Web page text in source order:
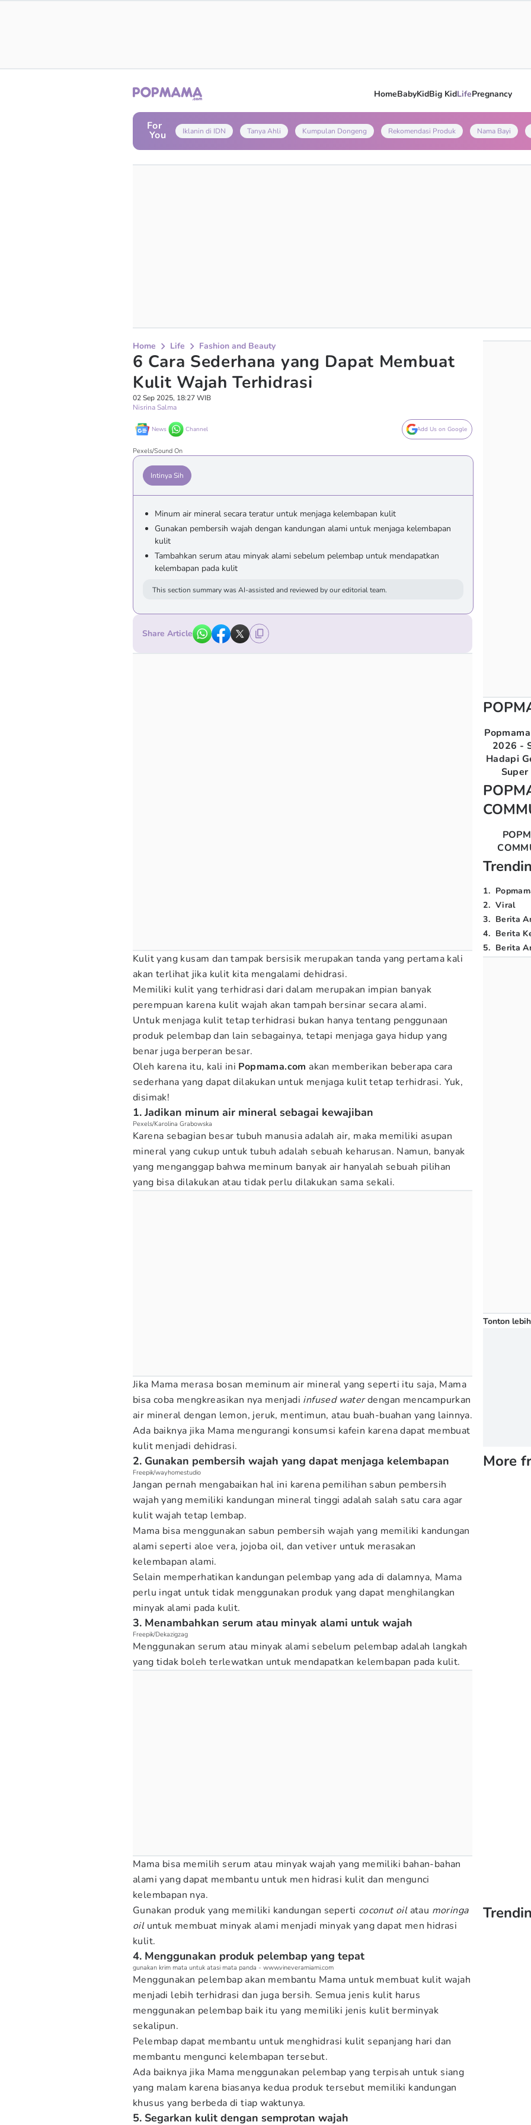
HomeBabyKidBig KidLifePregnancy
For
You Iklanin di IDN Tanya Ahli Kumpulan Dongeng Rekomendasi Produk Nama Bayi
Home Life Fashion and Beauty
6 Cara Sederhana yang Dapat Membuat
Kulit Wajah Terhidrasi
02 Sep 2025, 18:27 WIB
Nisrina Salma
News Channel Add Us on Google
Pexels/Sound On
Intinya Sih
Minum air mineral secara teratur untuk menjaga kelembapan kulit
Gunakan pembersih wajah dengan kandungan alami untuk menjaga kelembapan
kulit
Tambahkan serum atau minyak alami sebelum pelembap untuk mendapatkan
kelembapan pada kulit
This section summary was AI-assisted and reviewed by our editorial team.
Share Article
Kulit yang kusam dan tampak bersisik merupakan tanda yang pertama kali
akan terlihat jika kulit kita mengalami dehidrasi.
Memiliki kulit yang terhidrasi dari dalam merupakan impian banyak
perempuan karena kulit wajah akan tampah bersinar secara alami.
Untuk menjaga kulit tetap terhidrasi bukan hanya tentang penggunaan
produk pelembap dan lain sebagainya, tetapi menjaga gaya hidup yang
benar juga berperan besar.
Oleh karena itu, kali ini Popmama.com akan memberikan beberapa cara
sederhana yang dapat dilakukan untuk menjaga kulit tetap terhidrasi. Yuk,
disimak!
1. Jadikan minum air mineral sebagai kewajiban
Pexels/Karolina Grabowska
Karena sebagian besar tubuh manusia adalah air, maka memiliki asupan
mineral yang cukup untuk tubuh adalah sebuah keharusan. Namun, banyak
yang menganggap bahwa meminum banyak air hanyalah sebuah pilihan
yang bisa dilakukan atau tidak perlu dilakukan sama sekali.
Jika Mama merasa bosan meminum air mineral yang seperti itu saja, Mama
bisa coba mengkreasikan nya menjadi infused waterdengan mencampurkan
air mineral dengan lemon, jeruk, mentimun, atau buah-buahan yang lainnya.
Ada baiknya jika Mama mengurangi konsumsi kafein karena dapat membuat
kulit menjadi dehidrasi.
2. Gunakan pembersih wajah yang dapat menjaga kelembapan
Freepik/wayhomestudio
Jangan pernah mengabaikan hal ini karena pemilihan sabun pembersih
wajah yang memiliki kandungan mineral tinggi adalah salah satu cara agar
kulit wajah tetap lembap.
Mama bisa menggunakan sabun pembersih wajah yang memiliki kandungan
alami seperti aloe vera, jojoba oil, dan vetiver untuk merasakan
kelembapan alami.
Selain memperhatikan kandungan pelembap yang ada di dalamnya, Mama
perlu ingat untuk tidak menggunakan produk yang dapat menghilangkan
minyak alami pada kulit.
3. Menambahkan serum atau minyak alami untuk wajah
Freepik/Dekazigzag
Menggunakan serum atau minyak alami sebelum pelembap adalah langkah
yang tidak boleh terlewatkan untuk mendapatkan kelembapan pada kulit.
Mama bisa memilih serum atau minyak wajah yang memiliki bahan-bahan
alami yang dapat membantu untuk men hidrasi kulit dan mengunci
kelembapan nya.
Gunakan produk yang memiliki kandungan seperti coconut oil atau moringa
oil untuk membuat minyak alami menjadi minyak yang dapat men hidrasi
kulit.
4. Menggunakan produk pelembap yang tepat
gunakan krim mata untuk atasi mata panda - www.vineveramiami.com
Menggunakan pelembap akan membantu Mama untuk membuat kulit wajah
menjadi lebih terhidrasi dan juga bersih. Semua jenis kulit harus
menggunakan pelembap baik itu yang memiliki jenis kulit berminyak
sekalipun.
Pelembap dapat membantu untuk menghidrasi kulit sepanjang hari dan
membantu mengunci kelembapan tersebut.
Ada baiknya jika Mama menggunakan pelembap yang terpisah untuk siang
yang malam karena biasanya kedua produk tersebut memiliki kandungan
khusus yang berbeda di tiap waktunya.
5. Segarkan kulit dengan semprotan wajah
2026 -
Hadapi
1.
2. Viral
3. Berita
4. Berita
5. Berita
Tonton
More